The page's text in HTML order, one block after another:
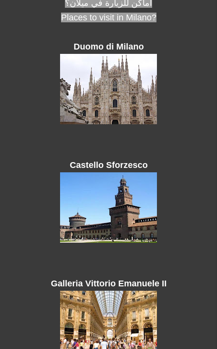
أماكن للزيارة في ميلان؟
?Places to visit in
Milano
Duomo di Milano
Castello Sforzesco
Galleria Vittorio Emanuele II